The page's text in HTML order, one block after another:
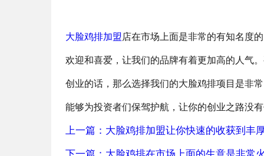
大脸鸡排加盟店在市场上面是非常的有知名度
欢迎和喜爱，让我们的品牌有着更加高的人气
创业的话，那么选择我们的大脸鸡排项目是非
能够为投资者们保驾护航，让你的创业之路没
上一篇：大脸鸡排加盟让你快速的收获到丰